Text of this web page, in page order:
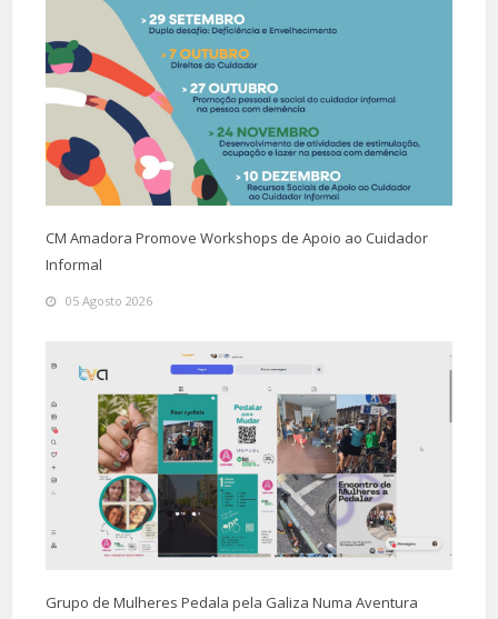
CM Amadora Promove Workshops de Apoio ao Cuidador
Informal
05 Agosto 2026
Grupo de Mulheres Pedala pela Galiza Numa Aventura